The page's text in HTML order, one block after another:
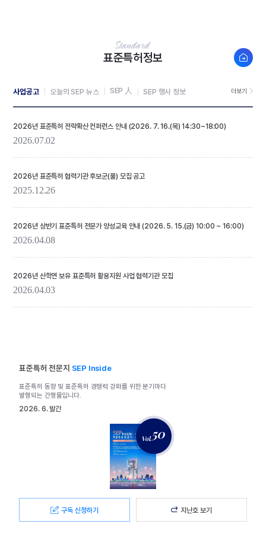
표준특허정보 새창열
사업공고
2026년 표준특허 전략확산 컨퍼런스 안내 (2026. 7. 16.(목) 14:30~18:00)
2026.07.02
2026년 표준특허 협력기관 후보군(풀) 모집 공고
2025.12.26
2026년 상반기 표준특허 전문가 양성교육 안내 (2026. 5. 15.(금) 10:00 ~ 16:00)
2026.04.08
2026년 산학연 보유 표준특허 활용지원 사업 협력기관 모집
2026.04.03
더보기
오늘의 SEP 뉴스 SEP 人 SEP 행사 정보
표준특허 전문지 SEP Inside
표준특허 동향 및 표준특허 경쟁력 강화를 위한분기마다
발행되는 간행물입니다.
2026. 6. 발간
Vol.50
구독 신청하기 지난호 보기